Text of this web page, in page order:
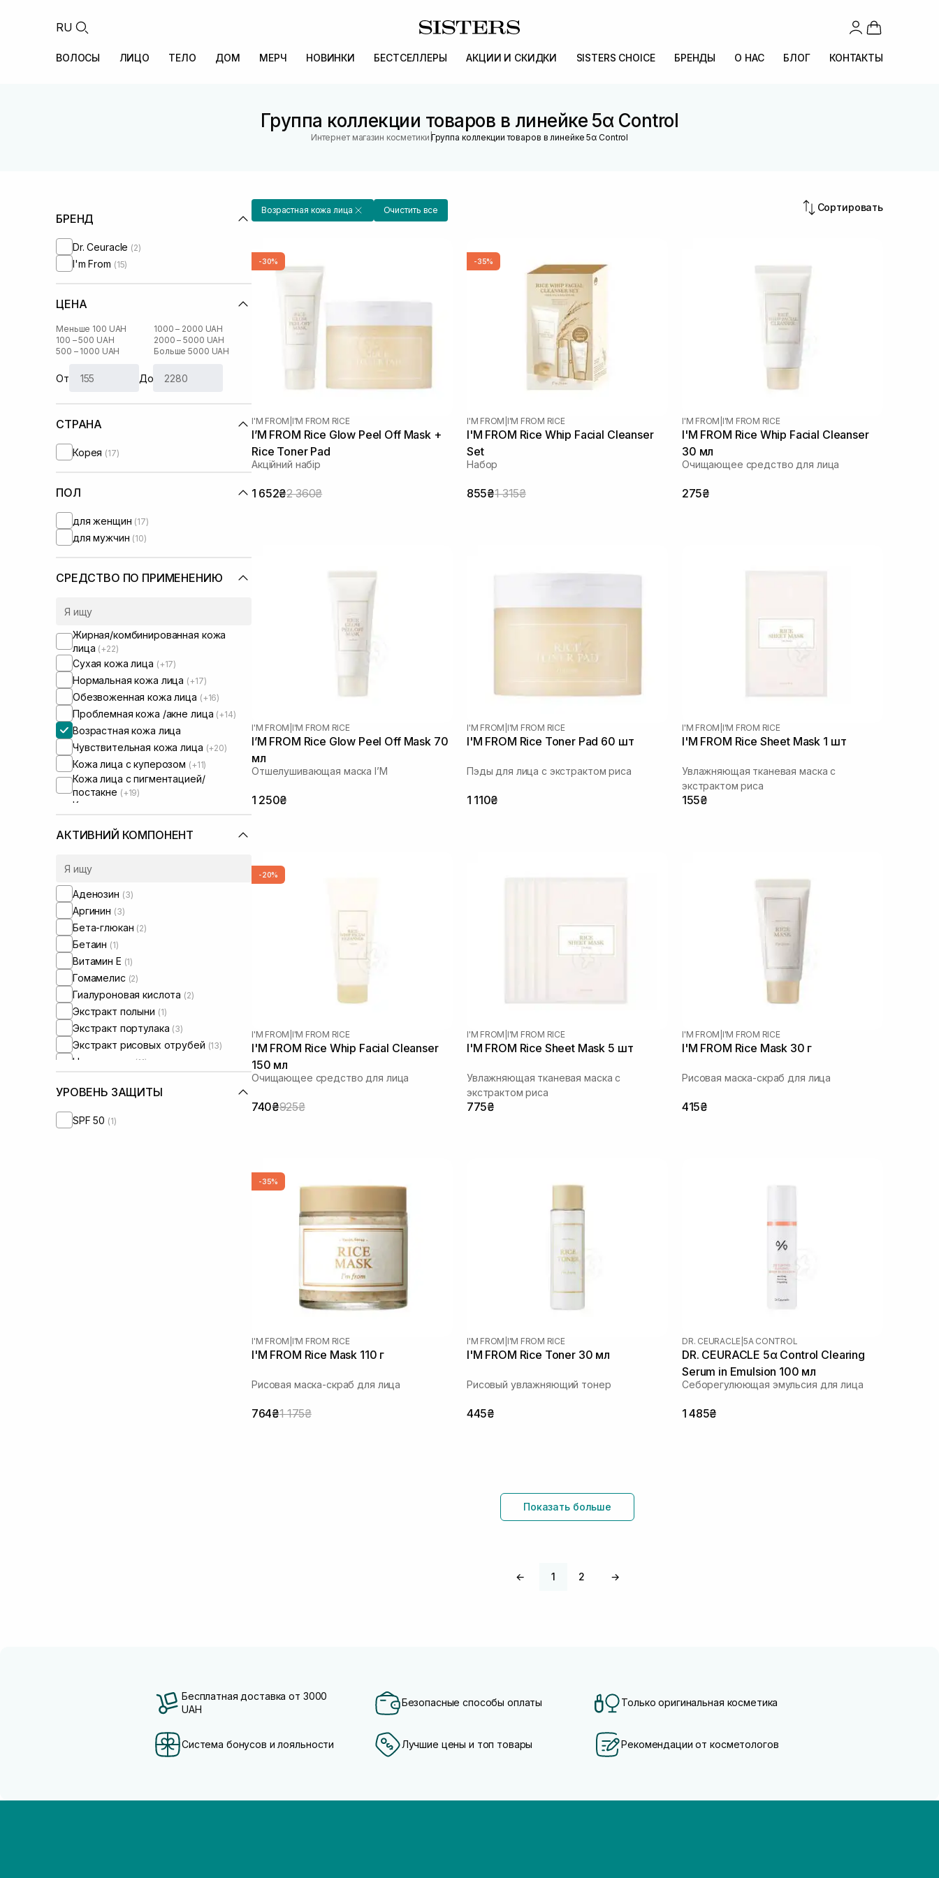
RU
ВОЛОСЫ ЛИЦО ТЕЛО ДОМ МЕРЧ НОВИНКИ БЕСТСЕЛЛЕРЫ АКЦИИ И СКИДКИ SISTERS CHOICE БРЕНДЫ О НАС БЛОГ КОНТАКТЫ
Группа коллекции товаров в линейке 5α Control
Интернет магазин косметики |Группа коллекции товаров в линейке 5α Control
БРЕНД
Dr. Ceuracle (2)
I'm From (15)
ЦЕНА
Меньше 100 UAH
100 – 500 UAH
500 – 1000 UAH
1000 – 2000 UAH
2000 – 5000 UAH
Больше 5000 UAH
От До
СТРАНА
Корея (17)
ПОЛ
для женщин (17)
для мужчин (10)
СРЕДСТВО ПО ПРИМЕНЕНИЮ
Жирная/комбинированная кожа
лица (+22)
Сухая кожа лица (+17)
Нормальная кожа лица (+17)
Обезвоженная кожа лица (+16)
Проблемная кожа /акне лица (+14)
Возрастная кожа лица
Чувствительная кожа лица (+20)
Кожа лица с куперозом (+11)
Кожа лица с пигментацией/
постакне (+19)
Кожа лица с расширенными порами
Кожа лица с нарушенным
микробиомом
(+1)
АКТИВНИЙ КОМПОНЕНТ
Аденозин (3)
Аргинин (3)
Бета-глюкан (2)
Бетаин (1)
Витамин Е (1)
Гомамелис (2)
Гиалуроновая кислота (2)
Экстракт полыни (1)
Экстракт портулака (3)
Экстракт рисовых отрубей (13)
Ниацинамид (11)
Масло арганы(2)
Сквалан(2)
УРОВЕНЬ ЗАЩИТЫ
SPF 50 (1)
Возрастная кожа лица Очистить все Сортировать
-30%
I'M FROM I'M FROM RICE
I’M FROM Rice Glow Peel Off Mask +
Rice Toner Pad
Акційний набір
1 652₴2 360₴
-35%
I'M FROM I'M FROM RICE
I'M FROM Rice Whip Facial Cleanser
Set
Набор
855₴1 315₴
I'M FROM I'M FROM RICE
I'M FROM Rice Whip Facial Cleanser
30 мл
Очищающее средство для лица
275₴
I'M FROM I'M FROM RICE
I’M FROM Rice Glow Peel Off Mask 70
мл
Отшелушивающая маска I’M
1 250₴
I'M FROM I'M FROM RICE
I'M FROM Rice Toner Pad 60 шт
Пэды для лица с экстрактом риса
1 110₴
I'M FROM I'M FROM RICE
I'M FROM Rice Sheet Mask 1 шт
Увлажняющая тканевая маска с
экстрактом риса
155₴
-20%
I'M FROM I'M FROM RICE
I'M FROM Rice Whip Facial Cleanser
150 мл
Очищающее средство для лица
740₴925₴
I'M FROM I'M FROM RICE
I'M FROM Rice Sheet Mask 5 шт
Увлажняющая тканевая маска с
экстрактом риса
775₴
I'M FROM I'M FROM RICE
I'M FROM Rice Mask 30 г
Рисовая маска-скраб для лица
415₴
-35%
I'M FROM I'M FROM RICE
I'M FROM Rice Mask 110 г
Рисовая маска-скраб для лица
764₴1 175₴
I'M FROM I'M FROM RICE
I'M FROM Rice Toner 30 мл
Рисовый увлажняющий тонер
445₴
DR. CEURACLE 5Α CONTROL
DR. CEURACLE 5α Control Clearing
Serum in Emulsion 100 мл
Себорегулюющая эмульсия для лица
1 485₴
Показать больше
← 1 2 →
Бесплатная доставка от 3000
UAH
Безопасные способы оплаты Только оригинальная косметика
Система бонусов и лояльности Лучшие цены и топ товары Рекомендации от косметологов